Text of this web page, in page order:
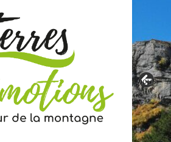
Previous